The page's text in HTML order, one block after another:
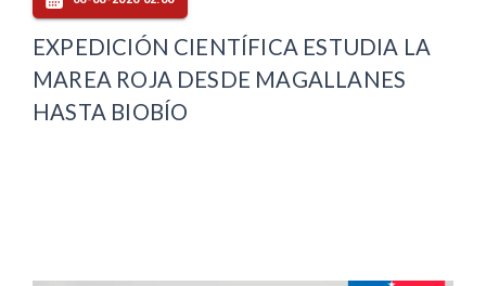
EXPEDICIÓN CIENTÍFICA ESTUDIA LA
MAREA ROJA DESDE MAGALLANES
HASTA BIOBÍO